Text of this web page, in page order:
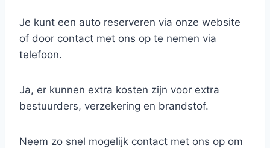
Je kunt een auto reserveren via onze website
of door contact met ons op te nemen via
telefoon.
Ja, er kunnen extra kosten zijn voor extra
bestuurders, verzekering en brandstof.
Neem zo snel mogelijk contact met ons op om